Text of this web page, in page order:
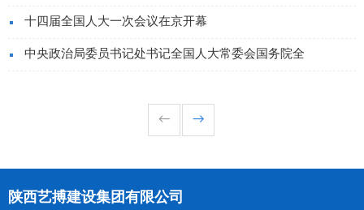
十四届全国人大一次会议在京开幕
中央政治局委员书记处书记全国人大常委会国务院全
← →
陕西艺搏建设集团有限公司